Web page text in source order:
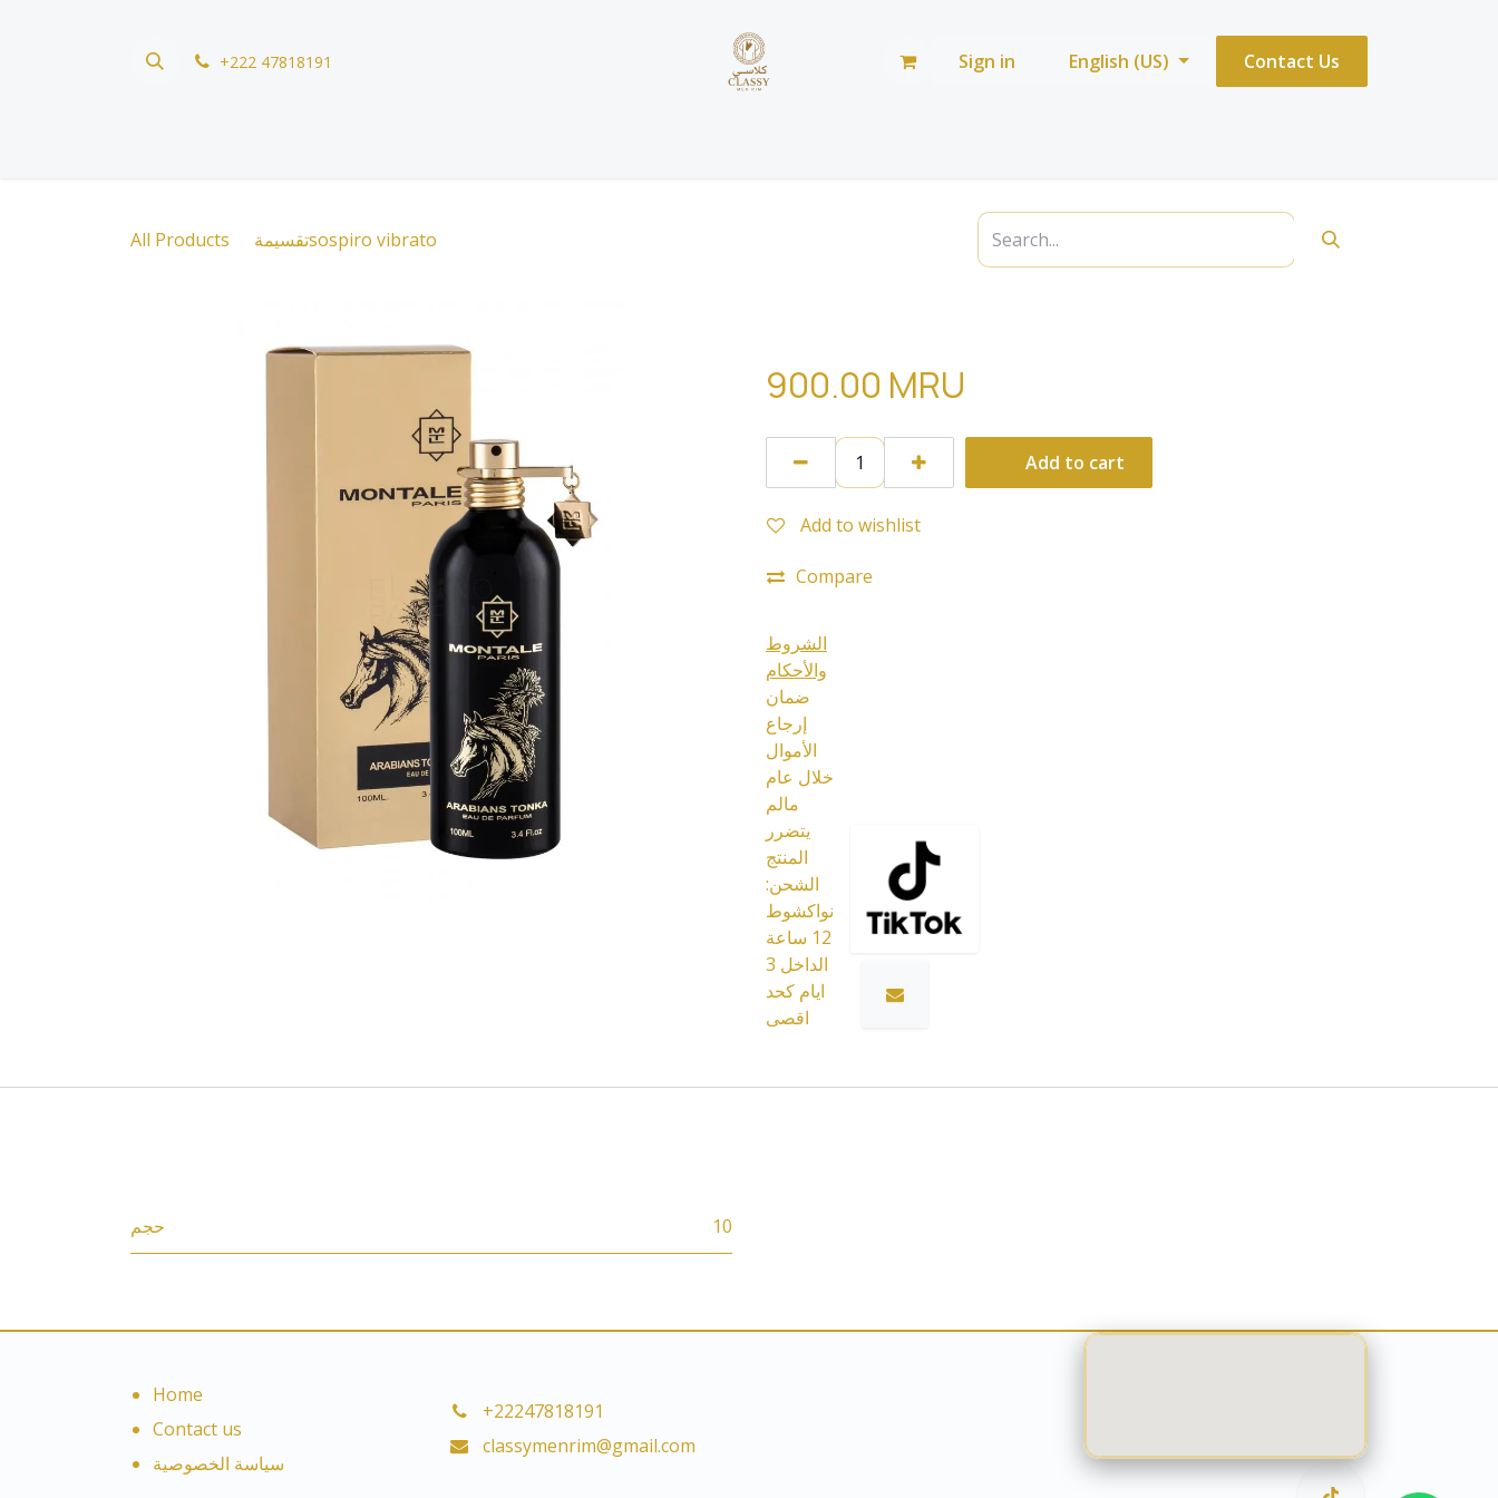
+222 47818191 Sign in English (US) Contact Us
All Products تقسيمةsospiro vibrato
900.00 MRU
Add to cart
Add to wishlist
Compare
الشروط
والأحكام
ضمان
إرجاع
الأموال
خلال عام
مالم
يتضرر
المنتج
الشحن:
نواكشوط
12 ساعة
الداخل 3
ايام كحد
اقصى
حجم 10
Home
Contact us
سياسة الخصوصية
+22247818191
classymenrim@gmail.com